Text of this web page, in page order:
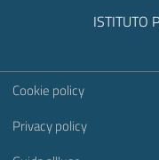
ISTITUTO
Sezione Link
Cookie policy
Privacy policy